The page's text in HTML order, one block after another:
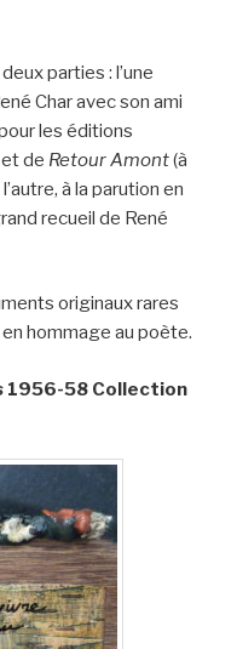
parties : l’une
Char avec son ami
les éditions
et de Retour Amont(à
à la parution en
recueil de René
originaux rares
hommage au poète.
1956-58 Collection